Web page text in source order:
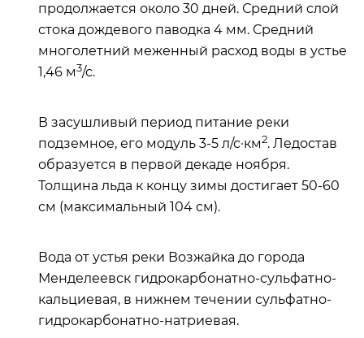
продолжается около 30 дней. Средний слой
стока дождевого паводка 4 мм. Средний
многолетний меженный расход воды в устье
1,46 м3/с.
В засушливый период питание реки
подземное, его модуль 3-5 л/с·км2. Ледостав
образуется в первой декаде ноября.
Толщина льда к концу зимы достигает 50-60
см (максимальный 104 см).
Вода от устья реки Возжайка до города
Менделеевск гидрокарбонатно-сульфатно-
кальциевая, в нижнем течении сульфатно-
гидрокарбонатно-натриевая.